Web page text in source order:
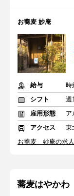
お蕎麦 妙庵
給与
時
シフト
雇用形態
ア
アクセス
東
お蕎麦 妙庵の求
蕎麦はやかわ